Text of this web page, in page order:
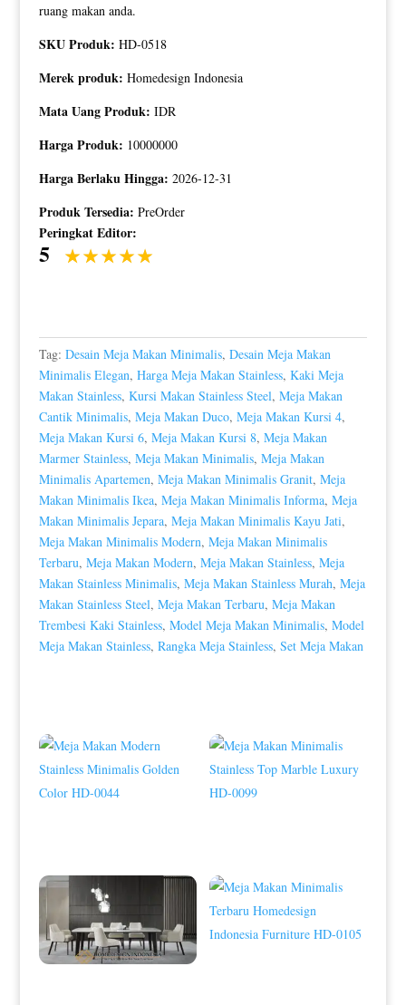
ruang makan anda.
SKU Produk: HD-0518
Merek produk: Homedesign Indonesia
Mata Uang Produk: IDR
Harga Produk: 10000000
Harga Berlaku Hingga: 2026-12-31
Produk Tersedia: PreOrder
Peringkat Editor:
5
Tag: Desain Meja Makan Minimalis, Desain Meja Makan
Minimalis Elegan, Harga Meja Makan Stainless, Kaki Meja
Makan Stainless, Kursi Makan Stainless Steel, Meja Makan
Cantik Minimalis, Meja Makan Duco, Meja Makan Kursi 4,
Meja Makan Kursi 6, Meja Makan Kursi 8, Meja Makan
Marmer Stainless, Meja Makan Minimalis, Meja Makan
Minimalis Apartemen, Meja Makan Minimalis Granit, Meja
Makan Minimalis Ikea, Meja Makan Minimalis Informa, Meja
Makan Minimalis Jepara, Meja Makan Minimalis Kayu Jati,
Meja Makan Minimalis Modern, Meja Makan Minimalis
Terbaru, Meja Makan Modern, Meja Makan Stainless, Meja
Makan Stainless Minimalis, Meja Makan Stainless Murah, Meja
Makan Stainless Steel, Meja Makan Terbaru, Meja Makan
Trembesi Kaki Stainless, Model Meja Makan Minimalis, Model
Meja Makan Stainless, Rangka Meja Stainless, Set Meja Makan